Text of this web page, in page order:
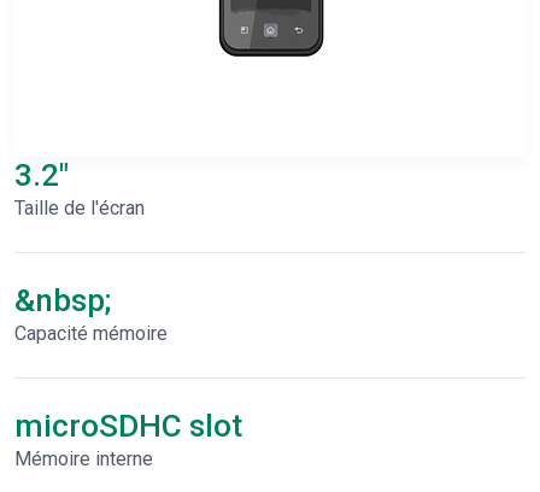
3.2"
Taille de l'écran
&nbsp;
Capacité mémoire
microSDHC slot
Mémoire interne